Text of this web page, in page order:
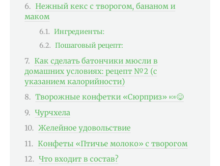
Нежный кекс с творогом, бананом и
маком
Ингредиенты:
Пошаговый рецепт:
Как сделать батончики мюсли в
домашних условиях: рецепт №2 (с
указанием калорийности)
Творожные конфетки «Сюрприз» 🍬😋
Чурчхела
Желейное удовольствие
Конфеты «Птичье молоко» с творогом
Что входит в состав?